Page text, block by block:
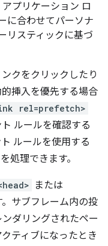
アプリケーション ロ
に合わせてパーソナ
リスティックに基づ
クをクリックしたり
挿入を優先する場合
rel=prefetch>
ルールを確認する
ルールを使用する
処理できます。
または
サブフレーム内の投
ダリングされたペー
ティブになったとき